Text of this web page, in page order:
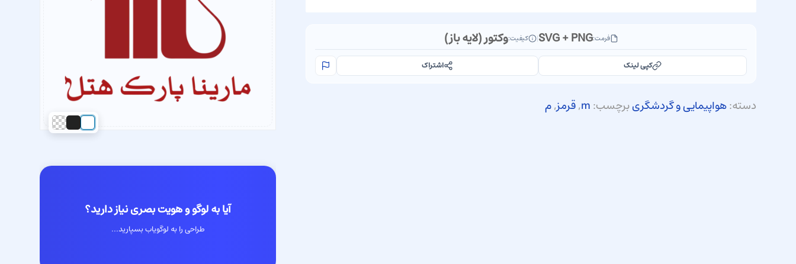
آیا به لوگو و هویت بصری نیاز دارید؟
طراحی را به لوگویاب بسپارید...
فرمت:SVG + PNG
| کیفیت:وکتور (لایه باز)
کپی لینک اشتراک
دسته:هواپیمایی و گردشگریبرچسب:m
,قرمز,م